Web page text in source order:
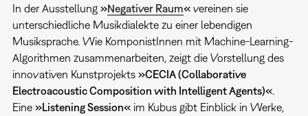
In der Ausstellung »Negativer Raum«vereinen sie
unterschiedliche Musikdialekte zu einer lebendigen
Musiksprache. Wie KomponistInnen mit Machine-Learning-
Algorithmen zusammenarbeiten, zeigt die Vorstellung des
innovativen Kunstprojekts »CECIA (Collaborative
Electroacoustic Composition with Intelligent Agents)«.
Eine »Listening Session«im Kubus gibt Einblick in Werke,